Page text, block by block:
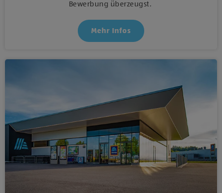
Bewerbung überzeugst.
Mehr Infos